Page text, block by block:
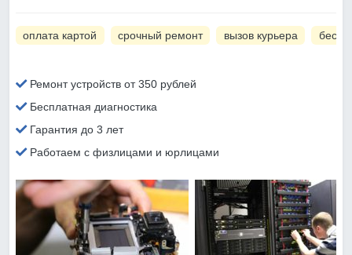
оплата картой срочный ремонт вызов курьера
Ремонт устройств от 350 рублей
Бесплатная диагностика
Гарантия до 3 лет
Работаем с физлицами и юрлицами